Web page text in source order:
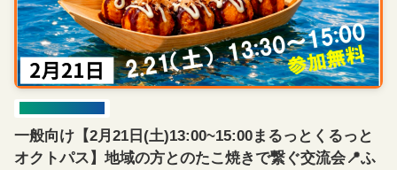
一般向け【2月21日(土)13:00~15:00まるっとくるっと
オクトパス】地域の方とのたこ焼きで繋ぐ交流会📍ふ